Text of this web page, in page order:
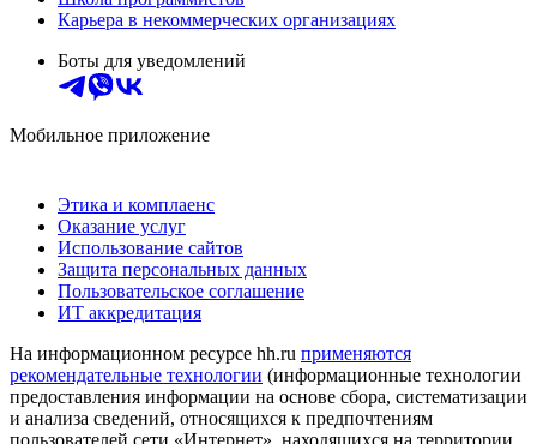
Карьера в некоммерческих организациях
Боты для уведомлений
Мобильное приложение
Этика и комплаенс
Оказание услуг
Использование сайтов
Защита персональных данных
Пользовательское соглашение
ИТ аккредитация
На информационном ресурсе hh.ru применяются
рекомендательные технологии (информационные технологии
предоставления информации на основе сбора, систематизации
и анализа сведений, относящихся к предпочтениям
пользователей сети «Интернет», находящихся на территории